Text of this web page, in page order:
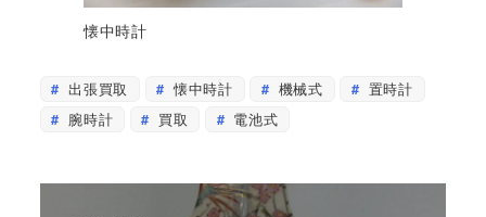
懐中時計
出張買取 懐中時計 機械式
置時計
腕時計
買取 電池式